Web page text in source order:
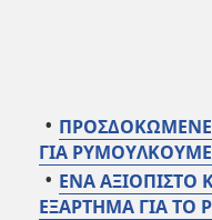
ΠΡΟΣΔΟΚΩΜΕΝΕΣ
ΓΙΑ
ΕΝΑ ΑΞΙΟΠΙΣΤΟ
ΕΞΑΡΤΗΜΑ ΓΙΑ